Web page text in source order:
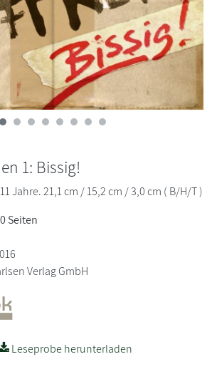
1: Bissig!
Jahre. 21,1 cm / 15,2 cm / 3,0 cm ( B/H/T )
Seiten
Verlag GmbH
Leseprobe herunterladen